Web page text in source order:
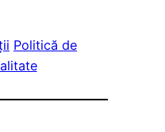
Politică de